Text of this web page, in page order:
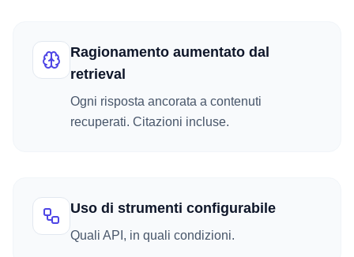
Ragionamento aumentato dal
retrieval
Ogni risposta ancorata a contenuti
recuperati. Citazioni incluse.
Uso di strumenti configurabile
Quali API, in quali condizioni.